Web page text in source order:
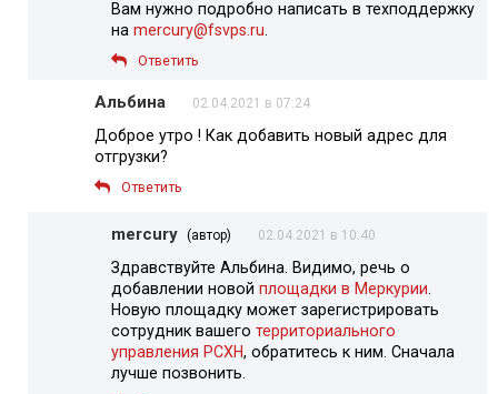
Вам нужно подробно написать в техподдержку
на mercury@fsvps.ru.
Ответить
Альбина 02.04.2021 в 07:24
Доброе утро ! Как добавить новый адрес для
отгрузки?
Ответить
mercury (автор) 02.04.2021 в 10:40
Здравствуйте Альбина. Видимо, речь о
добавлении новой площадки в Меркурии.
Новую площадку может зарегистрировать
сотрудник вашего территориального
управления РСХН, обратитесь к ним. Сначала
лучше позвонить.